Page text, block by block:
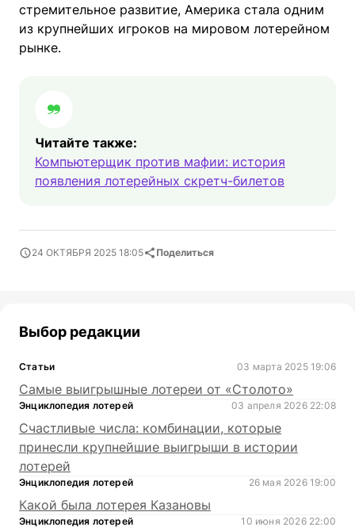
стремительное развитие, Америка стала одним
из крупнейших игроков на мировом лотерейном
рынке.
Читайте также:
Компьютерщик против мафии: история
появления лотерейных скретч-билетов
24 ОКТЯБРЯ 2025 18:05 Поделиться
Выбор редакции
Статьи 03 марта 2025 19:06
Самые выигрышные лотереи от «Столото»
Энциклопедия лотерей 03 апреля 2026 22:08
Счастливые числа: комбинации, которые
принесли крупнейшие выигрыши в истории
лотерей
Энциклопедия лотерей 26 мая 2026 19:00
Какой была лотерея Казановы
Энциклопедия лотерей 10 июня 2026 22:00